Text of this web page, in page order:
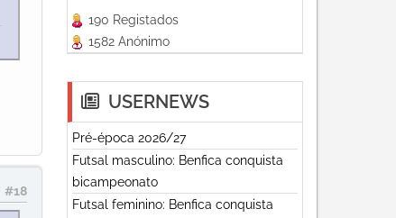
#18
190 Registados
1582 Anónimo
USERNEWS
Pré-época 2026/27
Futsal masculino: Benfica conquista
bicampeonato
Futsal feminino: Benfica conquista